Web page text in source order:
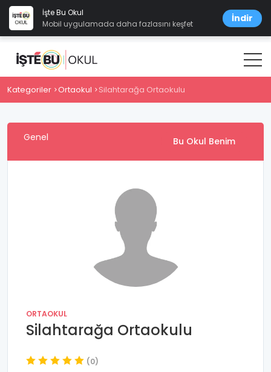
İşte Bu Okul
Mobil uygulamada daha fazlasını keşfet
İndir
Kategoriler Ortaokul Silahtarağa Ortaokulu
Genel Bu Okul Benim
ORTAOKUL
Silahtarağa Ortaokulu
(0)